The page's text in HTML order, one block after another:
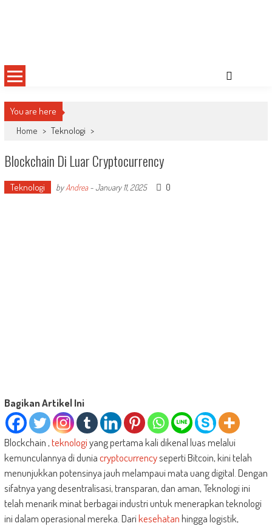
You are here
Home > Teknologi >
Blockchain Di Luar Cryptocurrency
Teknologi byAndrea-January 11, 2025 0
Bagikan Artikel Ini
Blockchain ,teknologiyang pertama kali dikenal luas melalui
kemunculannya di duniacryptocurrencyseperti Bitcoin, kini telah
menunjukkan potensinya jauh melampaui mata uang digital. Dengan
sifatnya yang desentralisasi, transparan, dan aman, Teknologi ini
telah menarik minat berbagai industri untuk menerapkan teknologi
ini dalam operasional mereka. Darikesehatanhingga logistik,